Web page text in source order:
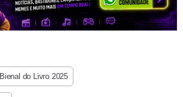
Bienal do Livro 2025